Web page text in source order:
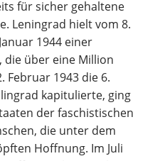
für sicher gehaltene
Leningrad hielt vom 8.
1944 einer
die über eine Million
Februar 1943 die 6.
kapitulierte, ging
der faschistischen
die unter dem
Hoffnung. Im Juli